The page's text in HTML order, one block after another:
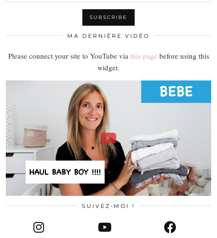
MA DERNIÈRE VIDÉO
Please connect your site to YouTube via this page before using this
widget.
SUIVEZ-MOI !